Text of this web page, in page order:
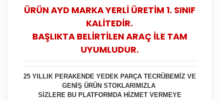
ÜRÜN AYD MARKA YERLİ ÜRETİM 1. SINIF
KALİTEDİR.
BAŞLIKTA BELİRTİLEN ARAÇ İLE TAM
UYUMLUDUR.
25 YILLIK PERAKENDE YEDEK PARÇA TECRÜBEMİZ VE
GENİŞ ÜRÜN STOKLARIMIZLA
SİZLERE BU PLATFORMDA HİZMET VERMEYE